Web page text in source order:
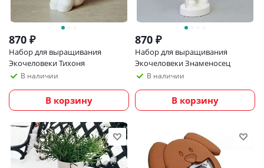
870 ₽
Набор для выращивания
Экочеловеки Тихоня
В наличии
В корзину
870 ₽
Набор для выращивания
Экочеловеки Знаменосец
В наличии
В корзину